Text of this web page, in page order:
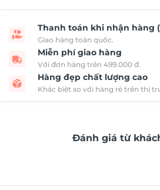
Thanh toán khi nhận hàng
Giao hàng toàn quốc.
Miễn phí giao hàng
Với đơn hàng trên 499.000 đ.
Hàng đẹp chất lượng cao
Khác biệt so với hàng rẻ trên thị
Đánh giá từ